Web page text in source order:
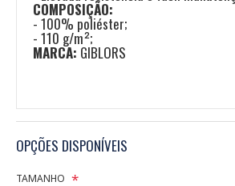
COMPOSIÇÃO:
- 100% poliéster;
- 110 g/m²;
MARCA: GIBLORS
OPÇÕES DISPONÍVEIS
TAMANHO